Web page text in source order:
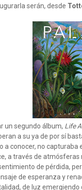
serán, desde
un segundo álbum, Life
a su ya de por sí
a conocer, no
a través de
de pérdida,
de esperanza y
de luz emergiendo